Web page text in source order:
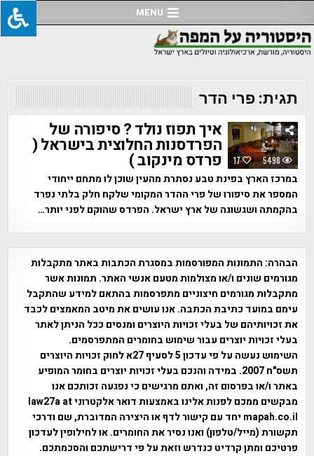
to
content
MENU
תגית:פרי הדר
17 5498
איך תפוז נולד ? סיפורה של
הפרדסנות החלוצית בישראל (
פרדס מינקוב )
במרכז הארץ בפינת טבע נסתרת מהעין שוכן לו מתחם ייחודי
המספר את סיפורו של פרי ההדר המקומי שלקח חלק בלתי נפרד
בהקמתה ושגשוגה של ארץ ישראל. הפרדס שהוקם לפני יותר…
הבהרה: התמונות המפורסמות במסגרת הכתבות באתר מתקבלות
מגורמים שונים ו/או מצולמות מטעם אנשי האתר. תמונות אשר
מתקבלות מגורמים חיצוניים מתפרסמות בהתאם למידע שהתקבל
עימם במועד כתיבת הכתבה. אנו עושים את מיטב המאמצים לכבד
את זכויותיהם של בעלי זכויות היוצרים ומנסים ככל הניתן לאתר
בעלי זכויות יוצרים עבור שימוש בחומרים המתפרסמים.
השימוש נעשה על פי עדכון 5 לסעיף 27א לחוק זכויות היוצרים
תשס"ח 2007. במידה והנכם בעלי זכויות יוצרים בחומר המופיע
באתר ו/או בפרסום זה, ואתם מרגישים כי נפגעה זכותכם אנו
מבקשים ממכם לפנות אלינו באמצעות דואר אלקטרוני law27a at
mapah.co.il יחד עם קישור לדף או היצירה המדוברת, שם ודרכי
תקשורת (מייל/טלפון) ואנו נסיר את החומרים. או לחילופין לעדכון
פרטיכם ומתן קרדיט כנדרש וזאת על פי דרישתכם והסכמתכם.